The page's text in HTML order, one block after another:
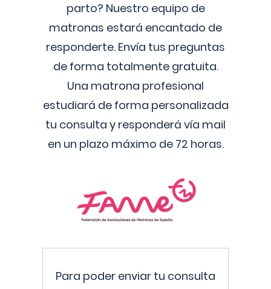
parto? Nuestro equipo de
matronas estará encantado de
responderte. Envía tus preguntas
de forma totalmente gratuita.
Una matrona profesional
estudiará de forma personalizada
tu consulta y responderá vía mail
en un plazo máximo de 72 horas.
Para poder enviar tu consulta